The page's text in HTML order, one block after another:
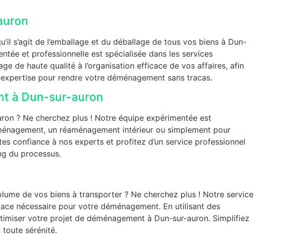
s’agit de l’emballage et du déballage de tous vos biens à Dun-
et professionnelle est spécialisée dans les services
de haute qualité à l’organisation efficace de vos affaires, afin
pour rendre votre déménagement sans tracas.
à Dun-sur-auron
? Ne cherchez plus ! Notre équipe expérimentée est
un réaménagement intérieur ou simplement pour
confiance à nos experts et profitez d’un service professionnel
du processus.
de vos biens à transporter ? Ne cherchez plus ! Notre service
nécessaire pour votre déménagement. En utilisant des
votre projet de déménagement à Dun-sur-auron. Simplifiez
sérénité.